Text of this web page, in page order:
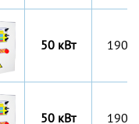
50 кВт
50 кВт